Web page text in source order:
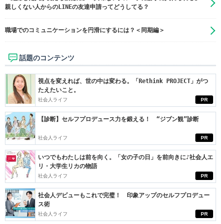
親しくない人からのLINEの友達申請ってどうしてる？
職場でのコミュニケーションを円滑にするには？＜同期編＞
話題のコンテンツ
PR
視点を変えれば、世の中は変わる。「Rethink PROJECT」がつ
たえたいこと。
社会人ライフ
PR
【診断】セルフプロデュース力を鍛える！ “ジブン観”診断
社会人ライフ
PR
いつでもわたしは前を向く。「女の子の日」を前向きに♪社会人エ
リ・大学生リカの物語
社会人ライフ
PR
社会人デビューもこれで完璧！ 印象アップのセルフプロデュー
ス術
社会人ライフ